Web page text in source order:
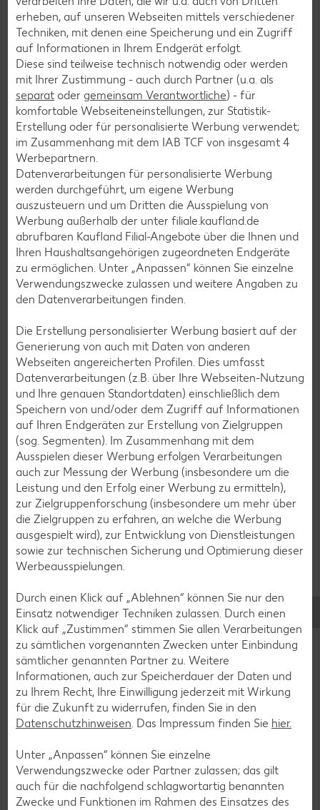
Raclette-Rezepte
Flammkuchen-Rezepte
Frühstücksrezepte
Salat-Rezepte
Spargel-Rezepte
Fleisch-Rezepte
Fisch-Rezepte
Geflügel-Rezepte
Lamm-Rezepte
Grill-Rezepte
Muffin-Rezepte
Schokokuchen-Rezepte
Torten-Rezepte
Eis-Rezepte
Pfannkuchen-Rezepte
Plätzchen-Rezepte
Smoothie-Rezepte
Bowle-Rezepte
Cocktail-Rezepte
Avocado-Rezepte
Blaubeer-Rezepte
Bananen-Rezepte
Zurück zu allen Rezepten
erheben, auf unseren Webseiten mittels verschiedener
Techniken, mit denen eine Speicherung und ein Zugriff
auf Informationen in Ihrem Endgerät erfolgt.
Diese sind teilweise technisch notwendig oder werden
mit Ihrer Zustimmung - auch durch Partner (u.a. als
separat oder gemeinsam Verantwortliche) - für
komfortable Webseiteneinstellungen, zur Statistik-
Erstellung oder für personalisierte Werbung verwendet;
im Zusammenhang mit dem IAB TCF von insgesamt 4
Werbepartnern.
Datenverarbeitungen für personalisierte Werbung
werden durchgeführt, um eigene Werbung
auszusteuern und um Dritten die Ausspielung von
Werbung außerhalb der unter filiale.kaufland.de
abrufbaren Kaufland Filial-Angebote über die Ihnen und
Ihren Haushaltsangehörigen zugeordneten Endgeräte
zu ermöglichen. Unter „Anpassen“ können Sie einzelne
Verwendungszwecke zulassen und weitere Angaben zu
den Datenverarbeitungen finden.
Die Erstellung personalisierter Werbung basiert auf der
Generierung von auch mit Daten von anderen
Webseiten angereicherten Profilen. Dies umfasst
Datenverarbeitungen (z.B. über Ihre Webseiten-Nutzung
und Ihre genauen Standortdaten) einschließlich dem
Speichern von und/oder dem Zugriff auf Informationen
auf Ihren Endgeräten zur Erstellung von Zielgruppen
(sog. Segmenten). Im Zusammenhang mit dem
Ausspielen dieser Werbung erfolgen Verarbeitungen
auch zur Messung der Werbung (insbesondere um die
Leistung und den Erfolg einer Werbung zu ermitteln),
zur Zielgruppenforschung (insbesondere um mehr über
die Zielgruppen zu erfahren, an welche die Werbung
ausgespielt wird), zur Entwicklung von Dienstleistungen
sowie zur technischen Sicherung und Optimierung dieser
Werbeausspielungen.
Durch einen Klick auf „Ablehnen“ können Sie nur den
Einsatz notwendiger Techniken zulassen. Durch einen
Klick auf „Zustimmen“ stimmen Sie allen Verarbeitungen
zu sämtlichen vorgenannten Zwecken unter Einbindung
sämtlicher genannten Partner zu. Weitere
Informationen, auch zur Speicherdauer der Daten und
zu Ihrem Recht, Ihre Einwilligung jederzeit mit Wirkung
für die Zukunft zu widerrufen, finden Sie in den
Datenschutzhinweisen. Das Impressum finden Sie hier.
Unter „Anpassen“ können Sie einzelne
Verwendungszwecke oder Partner zulassen; das gilt
auch für die nachfolgend schlagwortartig benannten
Zwecke und Funktionen im Rahmen des Einsatzes des